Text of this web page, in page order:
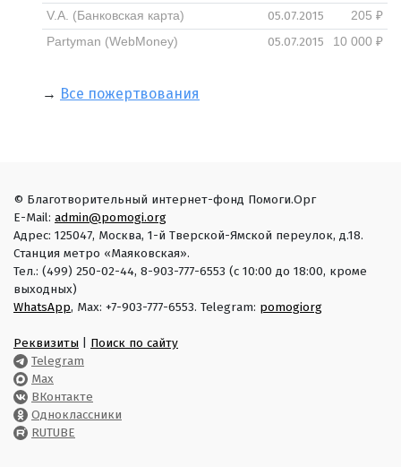
V.A. (Банковская карта)
05.07.2015
205 ₽
Partyman (WebMoney)
05.07.2015 10 000 ₽
→ Все пожертвования
© Благотворительный интернет-фонд Помоги.Орг
E-Mail: admin@pomogi.org
Адрес: 125047, Москва, 1-й Тверской-Ямской переулок, д.18.
Станция метро «Маяковская».
Тел.: (499) 250-02-44, 8-903-777-6553 (с 10:00 до 18:00, кроме
выходных)
WhatsApp, Max: +7-903-777-6553. Telegram: pomogiorg
Реквизиты
Поиск по сайту
Telegram
Max
ВКонтакте
Одноклассники
RUTUBE